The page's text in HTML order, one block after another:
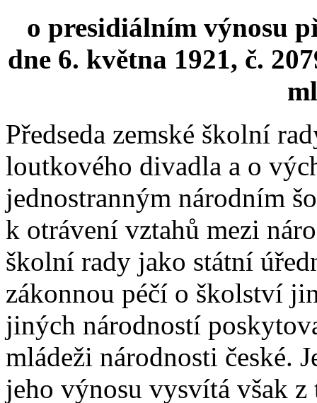
o presidiálním výnosu
dne 6. května 1921, č.
Předseda zemské školní
loutkového divadla a o
jednostranným národním
k otrávení vztahů mezi
školní rady jako státní
zákonnou péčí o školství
jiných národností
mládeži národnosti české.
jeho výnosu vysvítá však z